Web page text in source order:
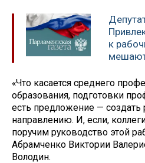
к
«Что касается среднего
образования, подготовки
есть предложение — создать
направлению. И, если,
поручим руководство этой
Абрамченко Виктории
Володин.